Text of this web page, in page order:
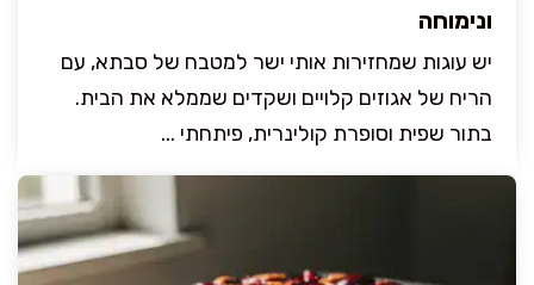
ונימוחה
יש עוגות שמחזירות אותי ישר למטבח של סבתא, עם
הריח של אגוזים קלויים ושקדים שממלא את הבית.
בתור שפית וסופרת קולינרית, פיתחתי ...